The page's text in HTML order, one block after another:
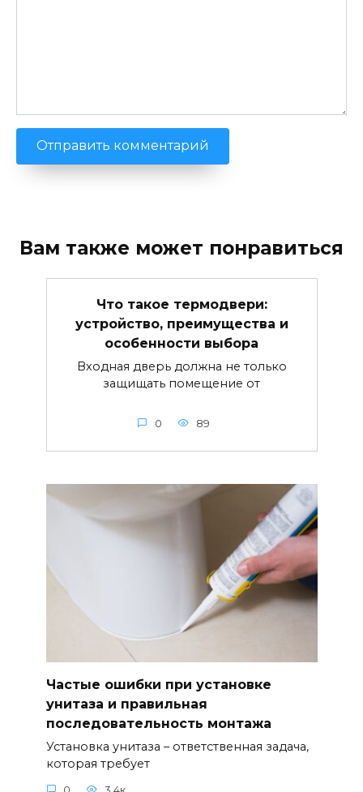
Вам также может понравиться
Что такое термодвери:
устройство, преимущества и
особенности выбора
Входная дверь должна не только
защищать помещение от
0 89
Частые ошибки при установке
унитаза и правильная
последовательность монтажа
Установка унитаза – ответственная задача,
которая требует